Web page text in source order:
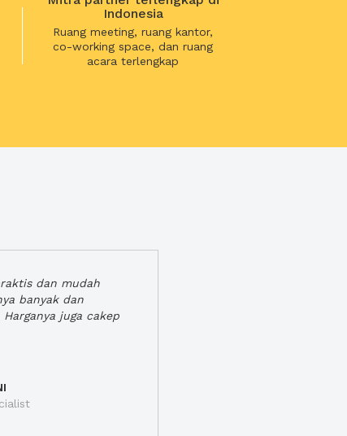
Indonesia
Ruang meeting, ruang kantor,
co-working space, dan ruang
acara terlengkap
dan mudah
banyak dan
juga cakep